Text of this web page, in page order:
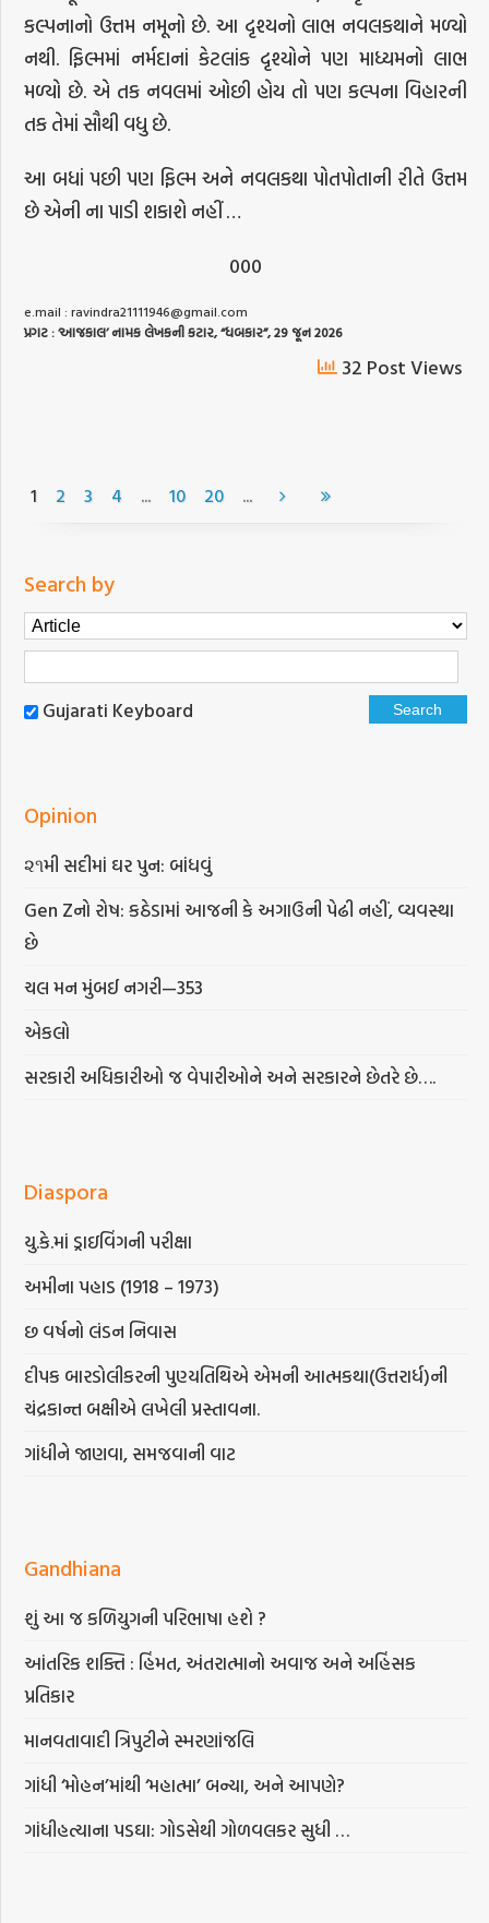
કલ્પનાનો ઉત્તમ નમૂનો છે. આ દૃશ્યનો લાભ નવલકથાને મળ્યો
નથી. ફિલ્મમાં નર્મદાનાં કેટલાંક દૃશ્યોને પણ માધ્યમનો લાભ
મળ્યો છે. એ તક નવલમાં ઓછી હોય તો પણ કલ્પના વિહારની
તક તેમાં સૌથી વધુ છે.
આ બધાં પછી પણ ફિલ્મ અને નવલકથા પોતપોતાની રીતે ઉત્તમ
છે એની ના પાડી શકાશે નહીં …
000
e.mail :ravindra21111946@gmail.com
પ્રગટ : ‘આજકાલ’નામકલેખકનીકટાર, “ધબકાર”, 29જૂન2026
32 Post Views
1 2 3 4 ... 10 20 ...
Search by
Gujarati Keyboard
Opinion
૨૧મી સદીમાં ઘર પુન: બાંધવું
Gen Zનો રોષ: કઠેડામાં આજની કે અગાઉની પેઢી નહીં, વ્યવસ્થા
છે
ચલ મન મુંબઈ નગરી—353
એકલો
સરકારી અધિકારીઓ જ વેપારીઓને અને સરકારને છેતરે છે….
Diaspora
યુ.કે.માં ડ્રાઇવિંગની પરીક્ષા
અમીના પહાડ (1918 – 1973)
છ વર્ષનો લંડન નિવાસ
દીપક બારડોલીકરની પુણ્યતિથિએ એમની આત્મકથા(ઉત્તરાર્ધ)ની
ચંદ્રકાન્ત બક્ષીએ લખેલી પ્રસ્તાવના.
ગાંધીને જાણવા, સમજવાની વાટ
Gandhiana
શું આ જ કળિયુગની પરિભાષા હશે ?
આંતરિક શક્તિ : હિંમત, અંતરાત્માનો અવાજ અને અહિંસક
પ્રતિકાર
માનવતાવાદી ત્રિપુટીને સ્મરણાંજલિ
ગાંધી ‘મોહન’માંથી ‘મહાત્મા’ બન્યા, અને આપણે?
ગાંધીહત્યાના પડઘા: ગોડસેથી ગોળવલકર સુધી …